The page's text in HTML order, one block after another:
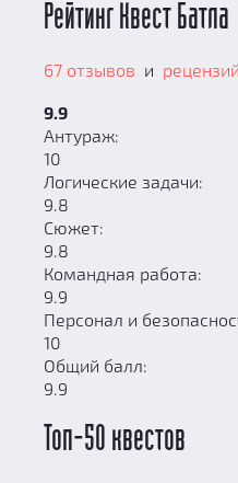
Рейтинг Квест Батла
67 отзывов и рецензий
9.9
Антураж:
10
Логические задачи:
9.8
Сюжет:
9.8
Командная работа:
9.9
Персонал и
10
Общий балл:
9.9
Топ-50 квестов